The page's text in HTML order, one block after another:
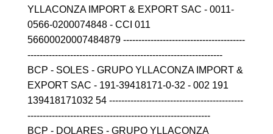
YLLACONZA IMPORT & EXPORT SAC - 0011-
0566-0200074848 - CCI 011
56600020007484879 ----------------------------------------
----------------------------------------------------------------
BCP - SOLES - GRUPO YLLACONZA IMPORT &
EXPORT SAC - 191-39418171-0-32 - 002 191
139418171032 54 --------------------------------------------
------------------------------------------------------------
BCP - DOLARES - GRUPO YLLACONZA